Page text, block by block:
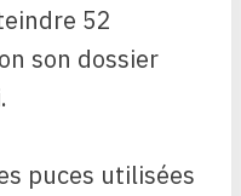
52
son dossier
puces utilisées